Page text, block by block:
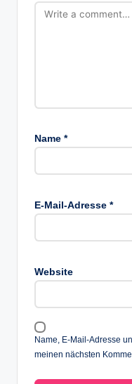
Name *
E-Mail-Adresse *
Website
Name, E-Mail-Adresse
meinen nächsten